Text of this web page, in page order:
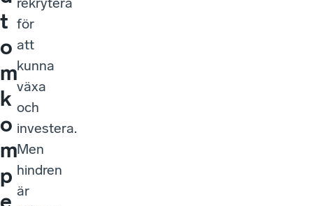
t
o
m
k
o
m
p
för
att
kunna
växa
och
investera.
Men
hindren
är